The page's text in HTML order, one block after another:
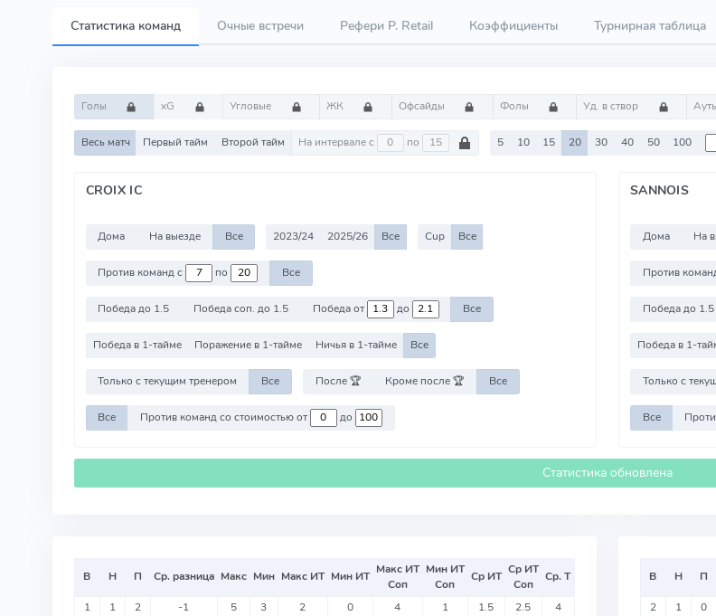
Статистика команд Очные встречи Рефери P. Retail Коэффициенты Турнирная таблица
Голы xG Угловые ЖК Офсайды Фолы Уд. в створ
Весь матч Первый тайм Второй тайм На интервале с по 5 10 15 20 30 40 50 100
CROIX IC
Дома На выезде Все 2023/24 2025/26 Все Cup Все
Против команд с по Все
Победа до 1.5 Победа соп. до 1.5 Победа от до Все
Победа в 1-тайме Поражение в 1-тайме Ничья в 1-тайме Все
Только с текущим тренером Все После 🏆 Кроме после 🏆 Все
Все Против команд со стоимостью от до
SANNOIS
Дома На
Победа до 1.5
Победа в 1-
Только с
Все
Статистика обновлена
В Н П Ср. разница Макс Мин Макс ИТ Мин ИТ Макс ИТ
Соп
Мин ИТ
Соп
Ср ИТ Ср ИТ
Соп
Ср. Т
1 1 2 -1 5 3 2 0 4 1 1.5 2.5 4
В Н П
2 1 0